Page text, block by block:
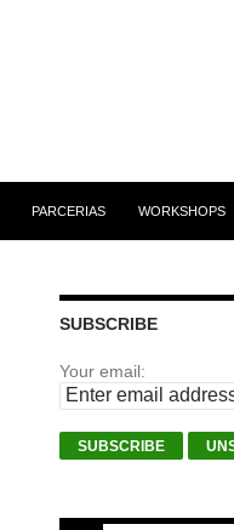
PARCERIAS WORKSHOPS
SUBSCRIBE
Your email: